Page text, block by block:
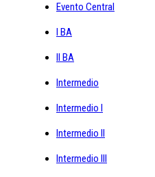
Evento Central
I BA
II BA
Intermedio
Intermedio I
Intermedio II
Intermedio III